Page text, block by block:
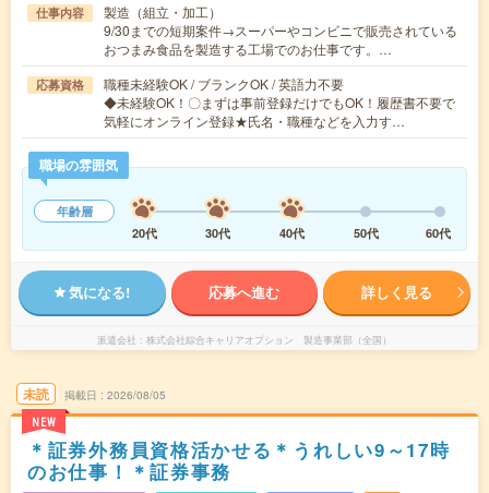
仕事内容
製造（組立・加工）
9/30までの短期案件→スーパーやコンビニで販売されている
おつまみ食品を製造する工場でのお仕事です。…
応募資格
職種未経験OK / ブランクOK / 英語力不要
◆未経験OK！〇まずは事前登録だけでもOK！履歴書不要で
気軽にオンライン登録★氏名・職種などを入力す…
職場の雰囲気
年齢層
20代
30代 40代 50代 60代
気になる! 応募へ進む 詳しく見る
派遣会社 株式会社綜合キャリアオプション 製造事業部（全国）
未読
NEW
掲載日 2026/08/05
＊証券外務員資格活かせる＊うれしい9～17時
のお仕事！＊証券事務